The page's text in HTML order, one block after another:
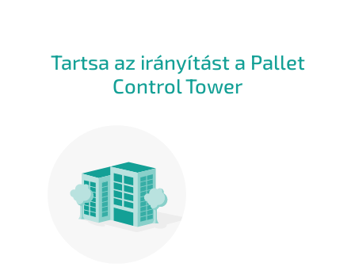
Tartsa az irányítást a Pallet
Control Tower